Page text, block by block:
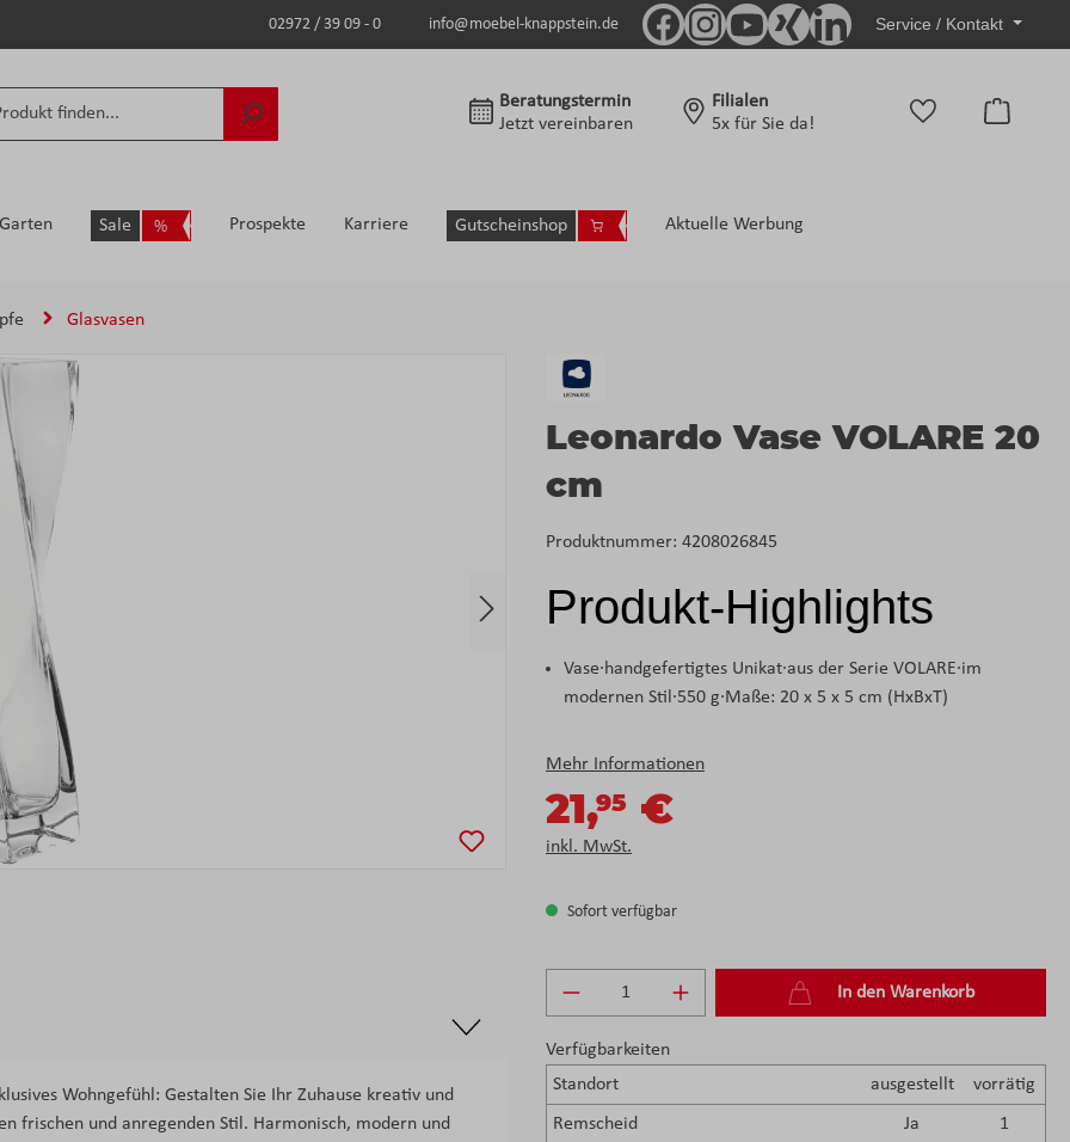
02972 / 39 09 - 0 info@moebel-knappstein.de Service / Kontakt
Beratungstermin
Jetzt vereinbaren
Filialen
5x für Sie da!
Garten Sale Prospekte Karriere Gutscheinshop Aktuelle Werbung
Glasvasen
Leonardo Vase VOLARE 20
cm
Produktnummer: 4208026845
Produkt-Highlights
Vase·handgefertigtes Unikat·aus der Serie VOLARE·im
modernen Stil·550 g·Maße: 20 x 5 x 5 cm (HxBxT)
Mehr Informationen
21,95 €
inkl. MwSt.
Sofort verfügbar
Produkt Anzahl: Gib den gewünschten
In den Warenkorb
Verfügbarkeiten
Standort
ausgestellt vorrätig
Remscheid Ja
1
Wohngefühl: Gestalten Sie Ihr Zuhause kreativ und
frischen und anregenden Stil. Harmonisch, modern und